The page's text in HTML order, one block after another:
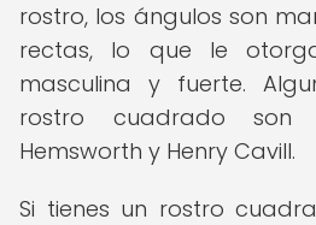
rostro, los ángulos son
rectas, lo que le
masculina y fuerte.
rostro cuadrado son
Hemsworth y Henry Cavill.
Si tienes un rostro